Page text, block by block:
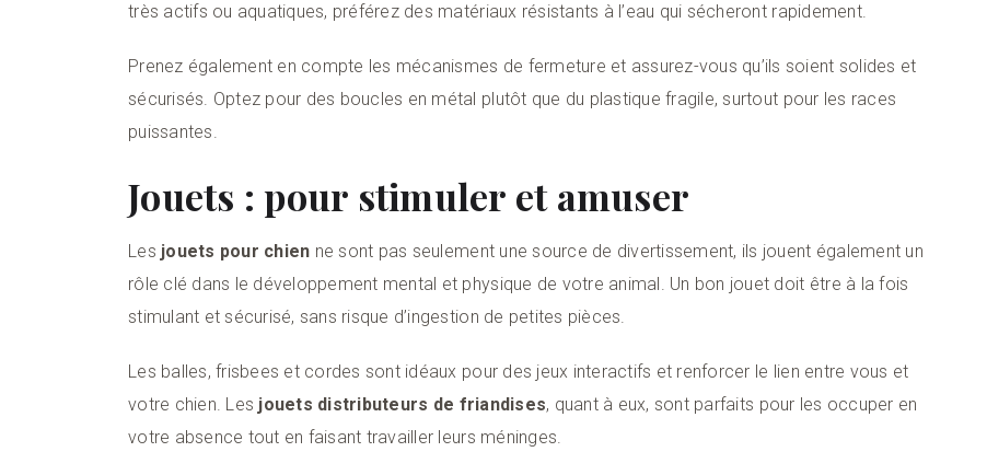
très actifs ou aquatiques, préférez des matériaux résistants à l’eau qui sécheront rapidement.
Prenez également en compte les mécanismes de fermeture et assurez-vous qu’ils soient solides et
sécurisés. Optez pour des boucles en métal plutôt que du plastique fragile, surtout pour les races
puissantes.
Jouets : pour stimuler et amuser
Les jouets pour chien ne sont pas seulement une source de divertissement, ils jouent également un
rôle clé dans le développement mental et physique de votre animal. Un bon jouet doit être à la fois
stimulant et sécurisé, sans risque d’ingestion de petites pièces.
Les balles, frisbees et cordes sont idéaux pour des jeux interactifs et renforcer le lien entre vous et
votre chien. Les jouets distributeurs de friandises, quant à eux, sont parfaits pour les occuper en
votre absence tout en faisant travailler leurs méninges.